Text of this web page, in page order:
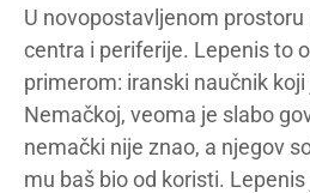
U novopostavljenom
centra i periferije. Lepenis to
primerom: iranski naučnik koji
Nemačkoj, veoma je slabo
nemački nije znao, a njegov
mu baš bio od koristi.